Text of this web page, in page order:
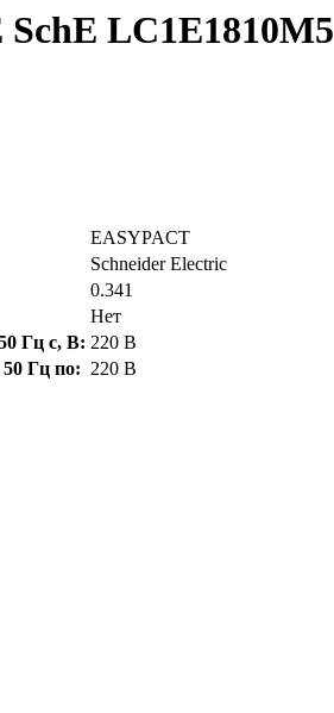
LC1E1810M5
EASYPACT
Schneider Electric
0.341
Нет
Гц с, В: 220 В
Гц по: 220 В